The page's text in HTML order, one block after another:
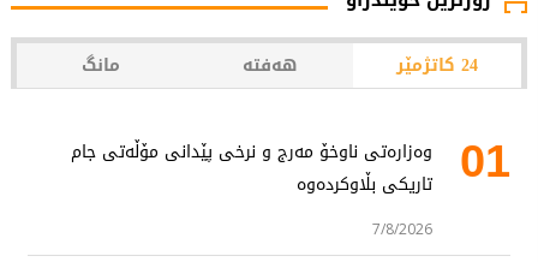
24 کاتژمێر هەفتە مانگ
01
وەزارەتی ناوخۆ مەرج و نرخی پێدانی مۆڵەتی جام
تاریکی بڵاوکردەوە
7/8/2026